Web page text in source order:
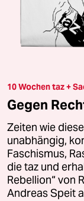
10 Wochen taz +
Gegen
Zeiten wie
unabhängig,
Faschismus,
die taz und
Rebellion“ von
Andreas Speit